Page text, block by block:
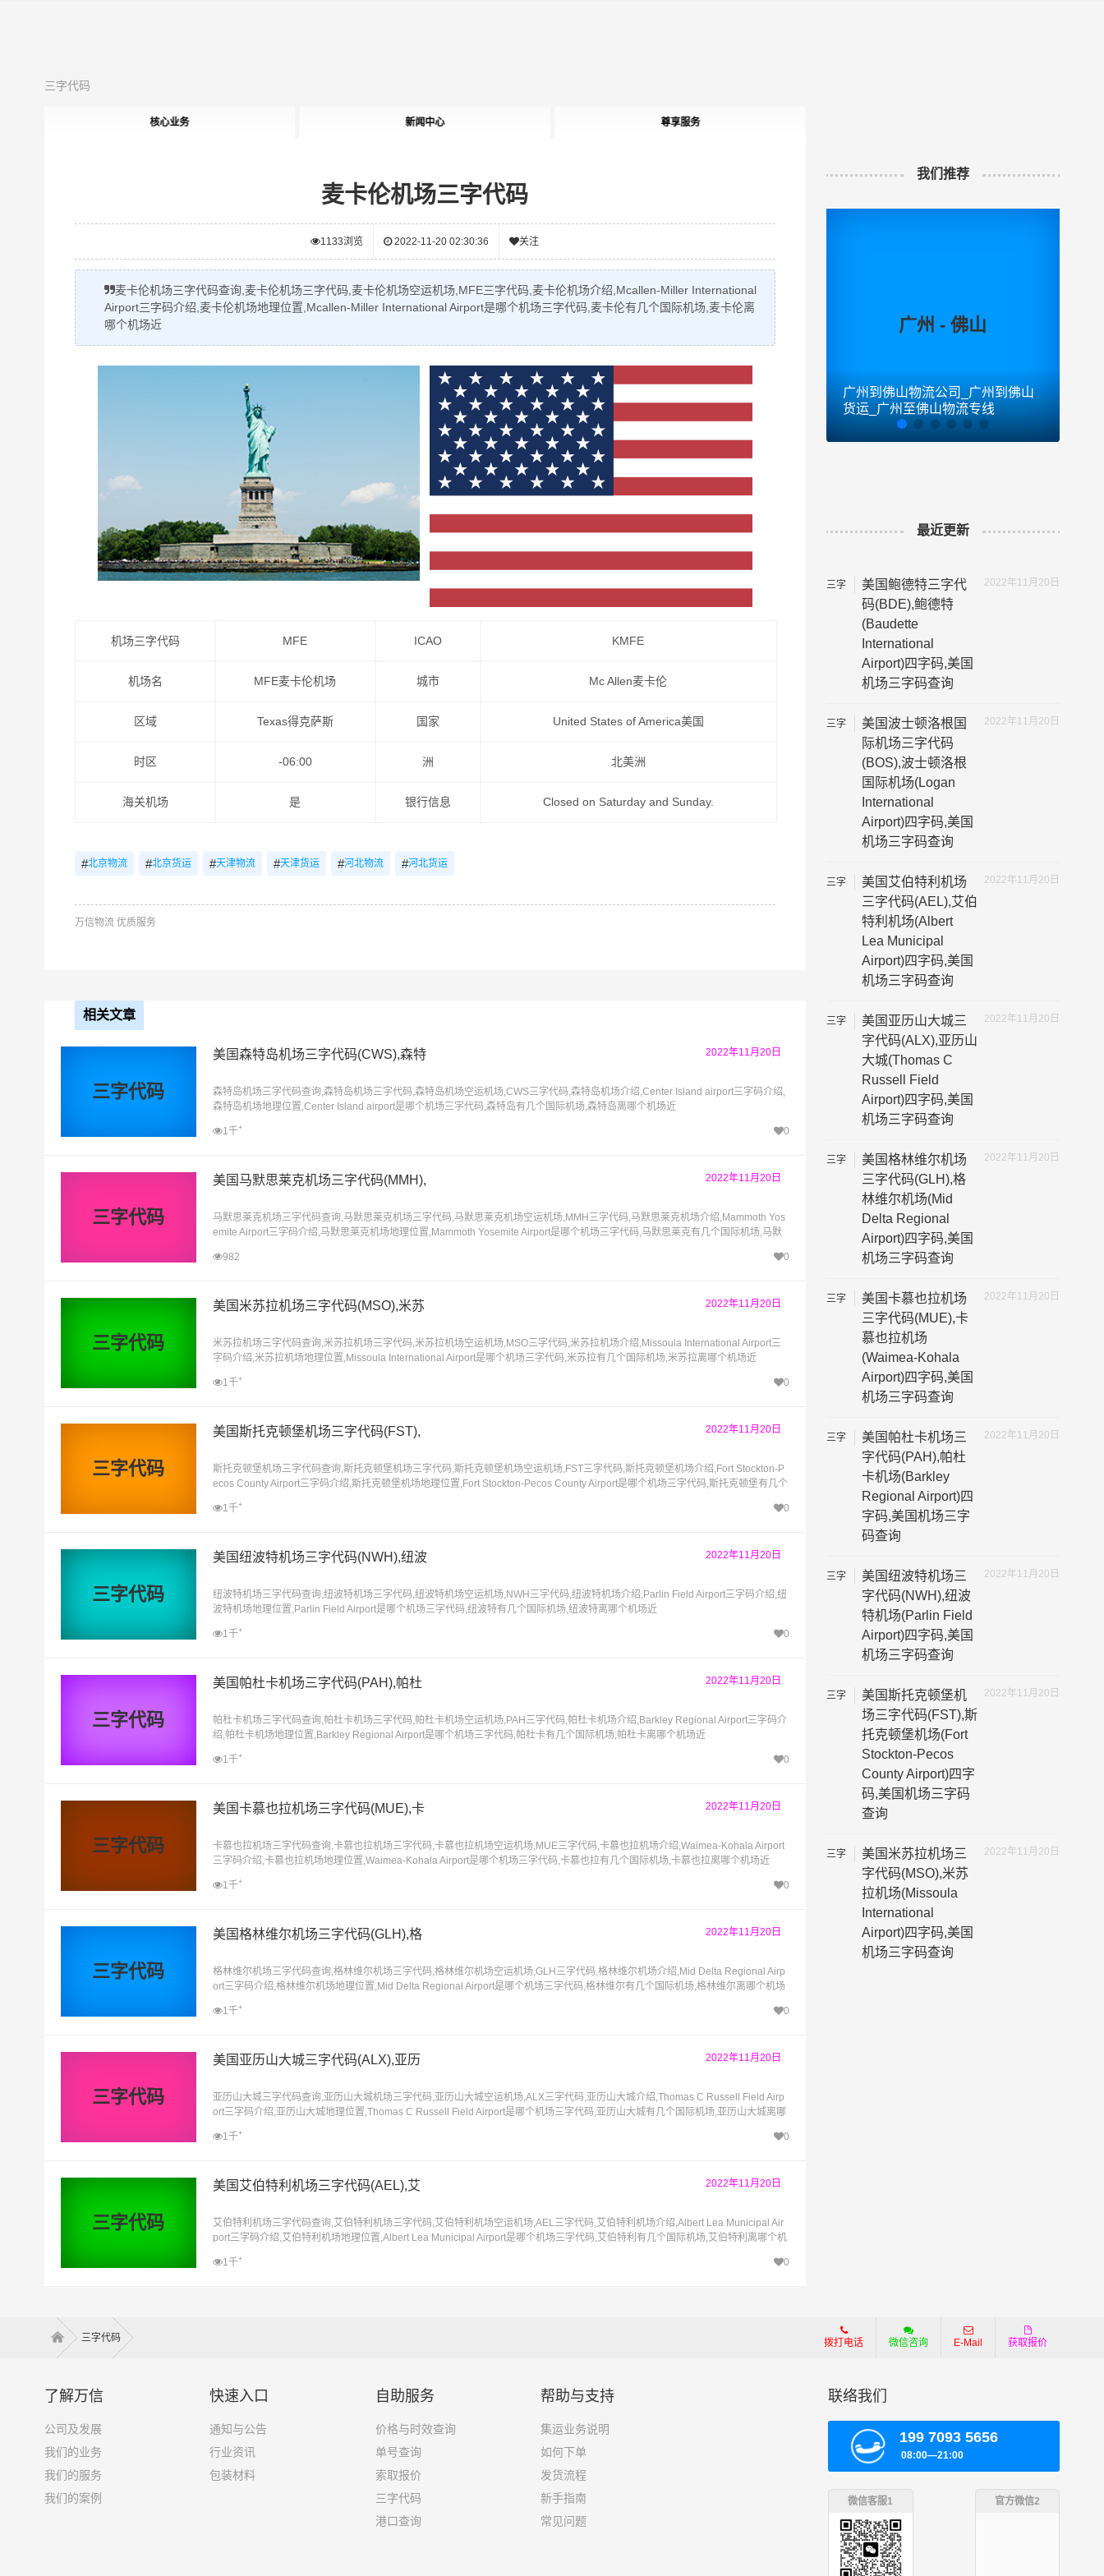
三字代码
核心业务 新闻中心 尊享服务
麦卡伦机场三字代码
1133浏览 2022-11-20 02:30:36 关注
麦卡伦机场三字代码查询,麦卡伦机场三字代码,麦卡伦机场空运机场,MFE三字代码,麦卡伦机场介绍,Mcallen-Miller International
Airport三字码介绍,麦卡伦机场地理位置,Mcallen-Miller International Airport是哪个机场三字代码,麦卡伦有几个国际机场,麦卡伦离
哪个机场近
机场三字代码 MFE ICAO KMFE
机场名 MFE麦卡伦机场 城市 Mc Allen麦卡伦
区域 Texas得克萨斯 国家 United States of America美国
时区 -06:00 洲 北美洲
海关机场 是 银行信息 Closed on Saturday and Sunday.
#北京物流 #北京货运 #天津物流 #天津货运 #河北物流 #河北货运
万信物流 优质服务
相关文章
三字代码
美国森特岛机场三字代码(CWS),森特
森特岛机场三字代码查询,森特岛机场三字代码,森特岛机场空运机场,CWS三字代码,森特岛机场介绍,Center Island airport三字码介绍,
森特岛机场地理位置,Center Island airport是哪个机场三字代码,森特岛有几个国际机场,森特岛离哪个机场近
1千+ 0
2022年11月20日
三字代码
美国马默思莱克机场三字代码(MMH),
马默思莱克机场三字代码查询,马默思莱克机场三字代码,马默思莱克机场空运机场,MMH三字代码,马默思莱克机场介绍,Mammoth Yos
emite Airport三字码介绍,马默思莱克机场地理位置,Mammoth Yosemite Airport是哪个机场三字代码,马默思莱克有几个国际机场,马默
982
0
2022年11月20日
三字代码
美国米苏拉机场三字代码(MSO),米苏
米苏拉机场三字代码查询,米苏拉机场三字代码,米苏拉机场空运机场,MSO三字代码,米苏拉机场介绍,Missoula International Airport三
字码介绍,米苏拉机场地理位置,Missoula International Airport是哪个机场三字代码,米苏拉有几个国际机场,米苏拉离哪个机场近
1千+ 0
2022年11月20日
三字代码
美国斯托克顿堡机场三字代码(FST),
斯托克顿堡机场三字代码查询,斯托克顿堡机场三字代码,斯托克顿堡机场空运机场,FST三字代码,斯托克顿堡机场介绍,Fort Stockton-P
ecos County Airport三字码介绍,斯托克顿堡机场地理位置,Fort Stockton-Pecos County Airport是哪个机场三字代码,斯托克顿堡有几个
1千+ 0
2022年11月20日
三字代码
美国纽波特机场三字代码(NWH),纽波
纽波特机场三字代码查询,纽波特机场三字代码,纽波特机场空运机场,NWH三字代码,纽波特机场介绍,Parlin Field Airport三字码介绍,纽
波特机场地理位置,Parlin Field Airport是哪个机场三字代码,纽波特有几个国际机场,纽波特离哪个机场近
1千+ 0
2022年11月20日
三字代码
美国帕杜卡机场三字代码(PAH),帕杜
帕杜卡机场三字代码查询,帕杜卡机场三字代码,帕杜卡机场空运机场,PAH三字代码,帕杜卡机场介绍,Barkley Regional Airport三字码介
绍,帕杜卡机场地理位置,Barkley Regional Airport是哪个机场三字代码,帕杜卡有几个国际机场,帕杜卡离哪个机场近
1千+ 0
2022年11月20日
三字代码
美国卡慕也拉机场三字代码(MUE),卡
卡慕也拉机场三字代码查询,卡慕也拉机场三字代码,卡慕也拉机场空运机场,MUE三字代码,卡慕也拉机场介绍,Waimea-Kohala Airport
三字码介绍,卡慕也拉机场地理位置,Waimea-Kohala Airport是哪个机场三字代码,卡慕也拉有几个国际机场,卡慕也拉离哪个机场近
1千+ 0
2022年11月20日
三字代码
美国格林维尔机场三字代码(GLH),格
格林维尔机场三字代码查询,格林维尔机场三字代码,格林维尔机场空运机场,GLH三字代码,格林维尔机场介绍,Mid Delta Regional Airp
ort三字码介绍,格林维尔机场地理位置,Mid Delta Regional Airport是哪个机场三字代码,格林维尔有几个国际机场,格林维尔离哪个机场
1千+ 0
2022年11月20日
三字代码
美国亚历山大城三字代码(ALX),亚历
亚历山大城三字代码查询,亚历山大城机场三字代码,亚历山大城空运机场,ALX三字代码,亚历山大城介绍,Thomas C Russell Field Airp
ort三字码介绍,亚历山大城地理位置,Thomas C Russell Field Airport是哪个机场三字代码,亚历山大城有几个国际机场,亚历山大城离哪
1千+ 0
2022年11月20日
三字代码
美国艾伯特利机场三字代码(AEL),艾
艾伯特利机场三字代码查询,艾伯特利机场三字代码,艾伯特利机场空运机场,AEL三字代码,艾伯特利机场介绍,Albert Lea Municipal Air
port三字码介绍,艾伯特利机场地理位置,Albert Lea Municipal Airport是哪个机场三字代码,艾伯特利有几个国际机场,艾伯特利离哪个机
1千+ 0
2022年11月20日
我们推荐
广州 - 佛山
广州到佛山物流公司_广州到佛山
货运_广州至佛山物流专线
最近更新
三字
2022年11月20日
美国鲍德特三字代
码(BDE),鲍德特
(Baudette
International
Airport)四字码,美国
机场三字码查询
三字
2022年11月20日
美国波士顿洛根国
际机场三字代码
(BOS),波士顿洛根
国际机场(Logan
International
Airport)四字码,美国
机场三字码查询
三字
2022年11月20日
美国艾伯特利机场
三字代码(AEL),艾伯
特利机场(Albert
Lea Municipal
Airport)四字码,美国
机场三字码查询
三字
2022年11月20日
美国亚历山大城三
字代码(ALX),亚历山
大城(Thomas C
Russell Field
Airport)四字码,美国
机场三字码查询
三字
2022年11月20日
美国格林维尔机场
三字代码(GLH),格
林维尔机场(Mid
Delta Regional
Airport)四字码,美国
机场三字码查询
三字
2022年11月20日
美国卡慕也拉机场
三字代码(MUE),卡
慕也拉机场
(Waimea-Kohala
Airport)四字码,美国
机场三字码查询
三字
2022年11月20日
美国帕杜卡机场三
字代码(PAH),帕杜
卡机场(Barkley
Regional Airport)四
字码,美国机场三字
码查询
三字
2022年11月20日
美国纽波特机场三
字代码(NWH),纽波
特机场(Parlin Field
Airport)四字码,美国
机场三字码查询
三字
2022年11月20日
美国斯托克顿堡机
场三字代码(FST),斯
托克顿堡机场(Fort
Stockton-Pecos
County Airport)四字
码,美国机场三字码
查询
三字
2022年11月20日
美国米苏拉机场三
字代码(MSO),米苏
拉机场(Missoula
International
Airport)四字码,美国
机场三字码查询
三字代码 拨打电话 微信咨询 E-Mail 获取报价
了解万信
公司及发展
我们的业务
我们的服务
我们的案例
快速入口
通知与公告
行业资讯
包装材料
自助服务
价格与时效查询
单号查询
索取报价
三字代码
港口查询
帮助与支持
集运业务说明
如何下单
发货流程
新手指南
常见问题
联络我们
199 7093 5656
08:00—21:00
微信客服1 官方微信2